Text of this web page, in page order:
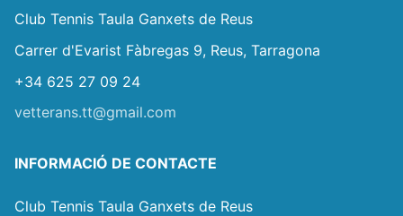
Club Tennis Taula Ganxets de Reus
Carrer d'Evarist Fàbregas 9, Reus, Tarragona
+34 625 27 09 24
vetterans.tt@gmail.com
INFORMACIÓ DE CONTACTE
Club Tennis Taula Ganxets de Reus